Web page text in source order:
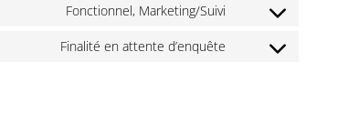
Fonctionnel, Marketing/Suivi
Finalité en attente d’enquête